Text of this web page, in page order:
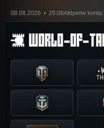
08.08.2026 • 20:08Aktywne konta: